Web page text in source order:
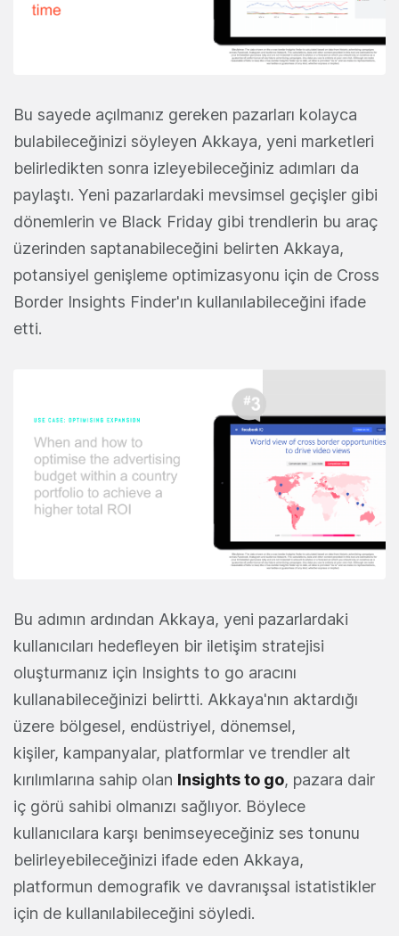
Bu sayede açılmanız gereken pazarları kolayca
bulabileceğinizi söyleyen Akkaya, yeni marketleri
belirledikten sonra izleyebileceğiniz adımları da
paylaştı. Yeni pazarlardaki mevsimsel geçişler gibi
dönemlerin ve Black Friday gibi trendlerin bu araç
üzerinden saptanabileceğini belirten Akkaya,
potansiyel genişleme optimizasyonu için de Cross
Border Insights Finder'ın kullanılabileceğini ifade
etti.
Bu adımın ardından Akkaya, yeni pazarlardaki
kullanıcıları hedefleyen bir iletişim stratejisi
oluşturmanız için Insights to go aracını
kullanabileceğinizi belirtti. Akkaya'nın aktardığı
üzere bölgesel, endüstriyel, dönemsel,
kişiler, kampanyalar, platformlar ve trendler alt
kırılımlarına sahip olan Insights to go, pazara dair
iç görü sahibi olmanızı sağlıyor. Böylece
kullanıcılara karşı benimseyeceğiniz ses tonunu
belirleyebileceğinizi ifade eden Akkaya,
platformun demografik ve davranışsal istatistikler
için de kullanılabileceğini söyledi.